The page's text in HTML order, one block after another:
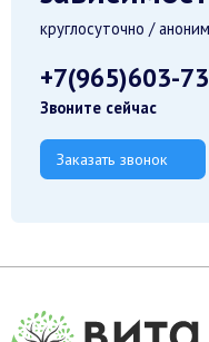
круглосуточно /
+7(965)603-
Звоните сейчас
Заказать звонок